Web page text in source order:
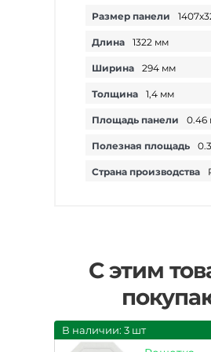
Размер панели
Длина 1322 мм
Ширина 294 мм
Толщина 1,4 мм
Площадь панели 0.46
Полезная площадь
Страна производства
С этим
В наличии: 3 шт